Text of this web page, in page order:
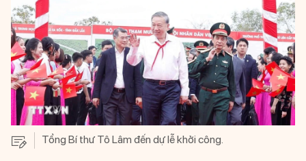
Tổng Bí thư Tô Lâm đến dự lễ khởi công.